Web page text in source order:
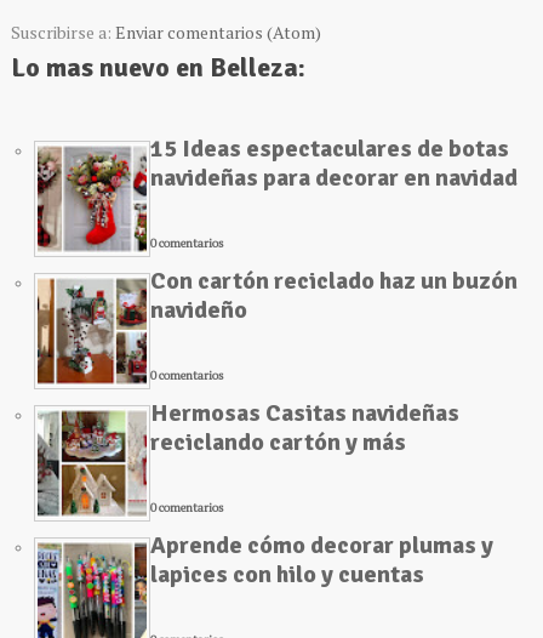
Suscribirse a: Enviar comentarios (Atom)
Lo mas nuevo en Belleza:
15 Ideas espectaculares de botas
navideñas para decorar en navidad
0 comentarios
Con cartón reciclado haz un buzón
navideño
0 comentarios
Hermosas Casitas navideñas
reciclando cartón y más
0 comentarios
Aprende cómo decorar plumas y
lapices con hilo y cuentas